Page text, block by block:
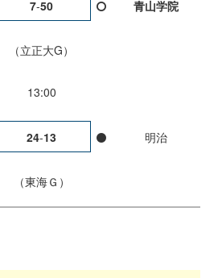
7-50 青山学院
立正大G
13:00
24-13 明治
東海Ｇ